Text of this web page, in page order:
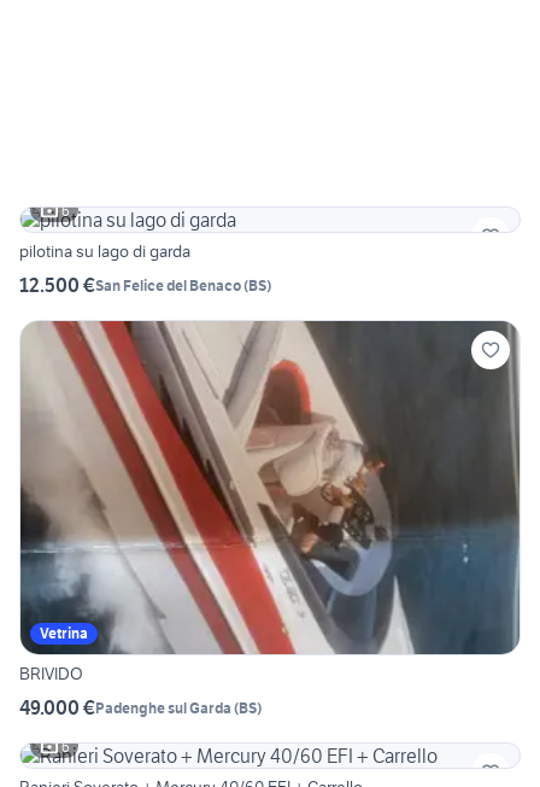
6
pilotina su lago di garda
12.500 €San Felice del Benaco(BS)
Vetrina
BRIVIDO
49.000 €Padenghe sul Garda (BS)
6